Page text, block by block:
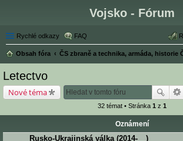
Vojsko - Fórum
Rychlé odkazy FAQ
Obsah fóra ČS zbraně a technika, armáda, historie
Letectvo
Nové téma
32 témat • Stránka 1 z 1
Oznámení
Rusko-Ukrajinská válka (2014-__)